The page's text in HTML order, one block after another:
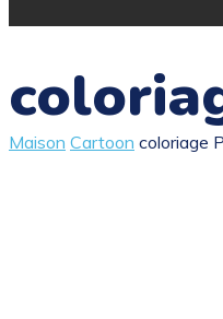
Maison Cartoon coloriage